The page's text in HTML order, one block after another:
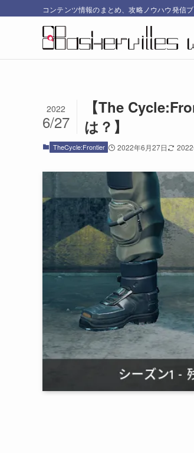
コンテンツ情報のまとめ、攻略ノウハウ発信
【The
は？】
2022
6/27
TheCycle:Frontier 2022年6月27日